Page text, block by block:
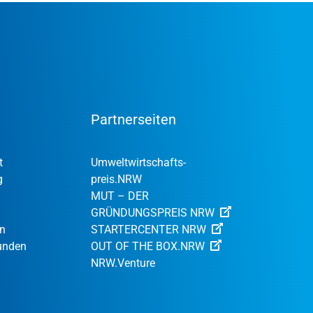
Partnerseiten
Umweltwirtschafts­
preis.NRW
MUT – DER
GRÜNDUNGSPREIS NRW
STARTERCENTER NRW
OUT OF THE BOX.NRW
NRW.Venture